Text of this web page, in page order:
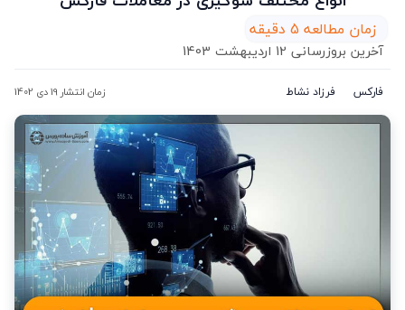
زمان مطالعه 5 دقیقه
آخرین بروزرسانی 12 اردیبهشت 1403
فارکس فرزاد نشاط زمان انتشار 19 دی 1402